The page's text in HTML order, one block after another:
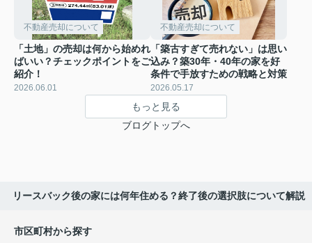
不動産売却について
「土地」の売却は何から始めれ
ばいい？チェックポイントをご
紹介！
2026.06.01
不動産売却について
「築古すぎて売れない」は思い
込み？築30年・40年の家を好
条件で手放すための戦略と対策
2026.05.17
もっと見る
ブログトップへ
リースバック後の家には何年住める？終了後の選択肢について解説
市区町村から探す